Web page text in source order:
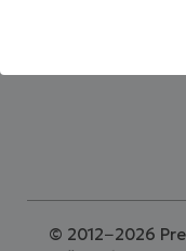
© 2012−2026